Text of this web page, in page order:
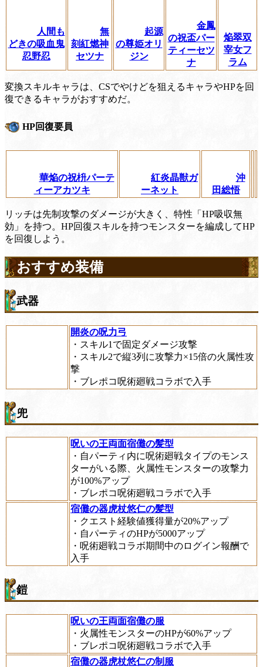
人間も
どきの吸血鬼
忍野忍
無
刻紅燃神
セツナ
起源
の尊姫オリ
ジン
金鳳
の祝盃パー
ティーセツ
ナ
焔翠双
宰女フ
ラム
変換スキルキャラは、CSでやけどを狙えるキャラやHPを回
復できるキャラがおすすめだ。
HP回復要員
華焔の祝枡パーテ
ィーアカツキ
紅炎晶獣ガ
ーネット
沖
田総悟
リッチは先制攻撃のダメージが大きく、特性「HP吸収無
効」を持つ。HP回復スキルを持つモンスターを編成してHP
を回復しよう。
おすすめ装備
武器
開炎の呪力弓
・スキル1で固定ダメージ攻撃
・スキル2で縦3列に攻撃力×15倍の火属性攻
撃
・ブレポコ呪術廻戦コラボで入手
兜
呪いの王両面宿儺の髪型
・自パーティ内に呪術廻戦タイプのモンス
ターがいる際、火属性モンスターの攻撃力
が100%アップ
・ブレポコ呪術廻戦コラボで入手
宿儺の器虎杖悠仁の髪型
・クエスト経験値獲得量が20%アップ
・自パーティのHPが5000アップ
・呪術廻戦コラボ期間中のログイン報酬で
入手
鎧
呪いの王両面宿儺の服
・火属性モンスターのHPが60%アップ
・ブレポコ呪術廻戦コラボで入手
宿儺の器虎杖悠仁の制服